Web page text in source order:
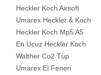
Heckler Koch Airsoft
Umarex Heckler & Koch
Heckler Koch Mp5 A5
En Ucuz Heckler Koch
Walther Co2 Tüp
Umarex El Feneri